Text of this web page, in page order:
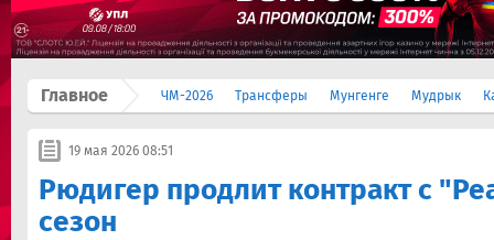
Главное ЧМ-2026 Трансферы Мунгенге Мудрык
19 мая 2026 08:51
Рюдигер продлит контракт с
сезон